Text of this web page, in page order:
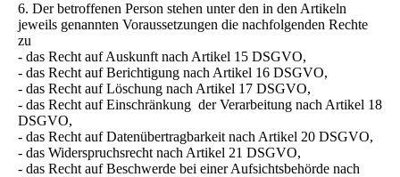
6. Der betroffenen Person stehen unter den in den Artikeln
jeweils genannten Voraussetzungen die nachfolgenden Rechte
zu
- das Recht auf Auskunft nach Artikel 15 DSGVO,
- das Recht auf Berichtigung nach Artikel 16 DSGVO,
- das Recht auf Löschung nach Artikel 17 DSGVO,
- das Recht auf Einschränkung der Verarbeitung nach Artikel 18
DSGVO,
- das Recht auf Datenübertragbarkeit nach Artikel 20 DSGVO,
- das Widerspruchsrecht nach Artikel 21 DSGVO,
- das Recht auf Beschwerde bei einer Aufsichtsbehörde nach